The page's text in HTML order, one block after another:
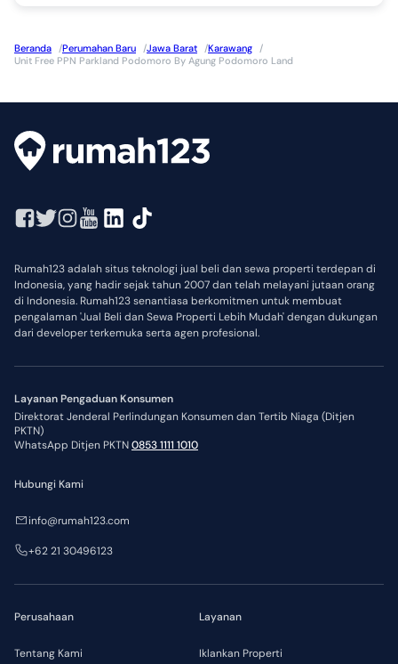
Beranda /Perumahan Baru /Jawa Barat /Karawang
/
Unit Free PPN Parkland Podomoro By Agung Podomoro Land
Rumah123 adalah situs teknologi jual beli dan sewa properti terdepan di
Indonesia, yang hadir sejak tahun 2007 dan telah melayani jutaan orang
di Indonesia. Rumah123 senantiasa berkomitmen untuk membuat
pengalaman 'Jual Beli dan Sewa Properti Lebih Mudah' dengan dukungan
dari developer terkemuka serta agen profesional.
Layanan Pengaduan Konsumen
Direktorat Jenderal Perlindungan Konsumen dan Tertib Niaga (Ditjen
PKTN)
WhatsApp Ditjen PKTN0853 1111 1010
Perusahaan
Tentang Kami
Layanan
Iklankan Properti
Hubungi Kami
info@rumah123.com
+62 21 30496123